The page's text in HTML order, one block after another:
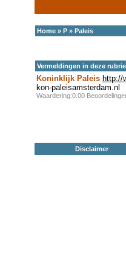
Home » P » Paleis
Vermeldingen in deze
Koninklijk Paleis http://
kon-paleisamsterdam.nl
Waardering:0.00
Disclaimer